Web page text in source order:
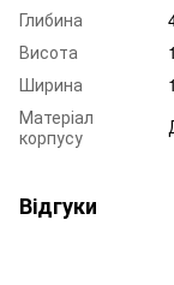
Глибина
Висота
Ширина
Матеріал
корпусу
Відгуки